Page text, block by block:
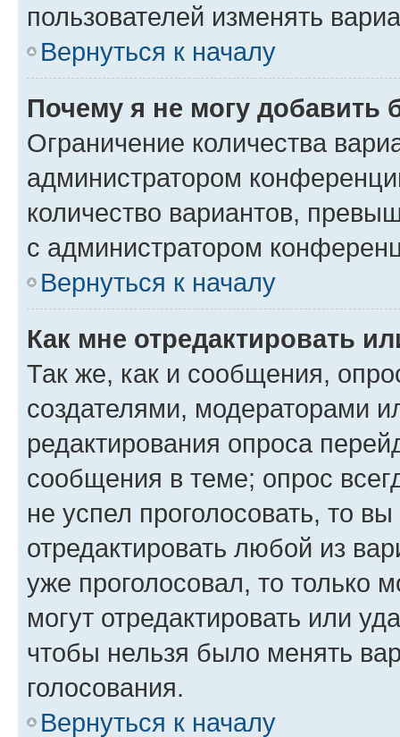
пользователей изменять
Вернуться к началу
Почему я не могу добавить
Ограничение количества
администратором
количество вариантов,
с администратором
Вернуться к началу
Как мне отредактировать
Так же, как и сообщения,
создателями, модераторами
редактирования опроса
сообщения в теме; опрос
не успел проголосовать, то
отредактировать любой из
уже проголосовал, то только
могут отредактировать или
чтобы нельзя было менять
голосования.
Вернуться к началу